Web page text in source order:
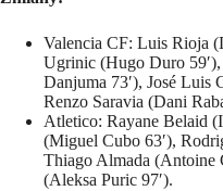
Valencia CF: Luis Rioja
Ugrinic (Hugo Duro
Danjuma 73′), José Luis
Renzo Saravia (Dani
Atletico: Rayane Belaid
(Miguel Cubo 63′),
Thiago Almada (Antoine
(Aleksa Puric 97′).